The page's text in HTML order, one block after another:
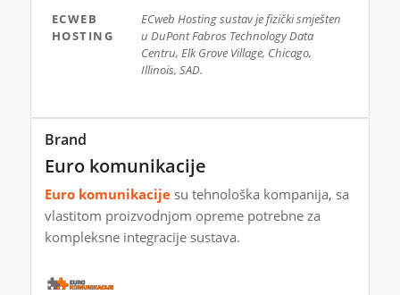
ECWEB
HOSTING
ECweb Hosting sustav je fizički smješten
u DuPont Fabros Technology Data
Centru, Elk Grove Village, Chicago,
Illinois, SAD.
Brand
Euro komunikacije
Euro komunikacijesu tehnološka kompanija, sa
vlastitom proizvodnjom opreme potrebne za
kompleksne integracije sustava.